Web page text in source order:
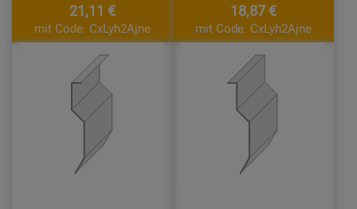
21,11 €
mit Code: CxLyh2Ajne
18,87 €
mit Code: CxLyh2Ajne